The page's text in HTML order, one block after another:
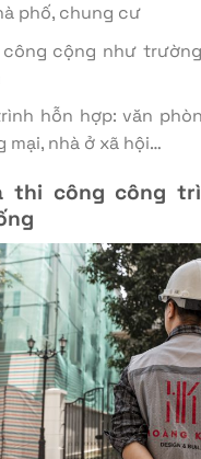
phố, chung cư
cộng như
hỗn hợp: văn
nhà ở xã hội…
thi công công